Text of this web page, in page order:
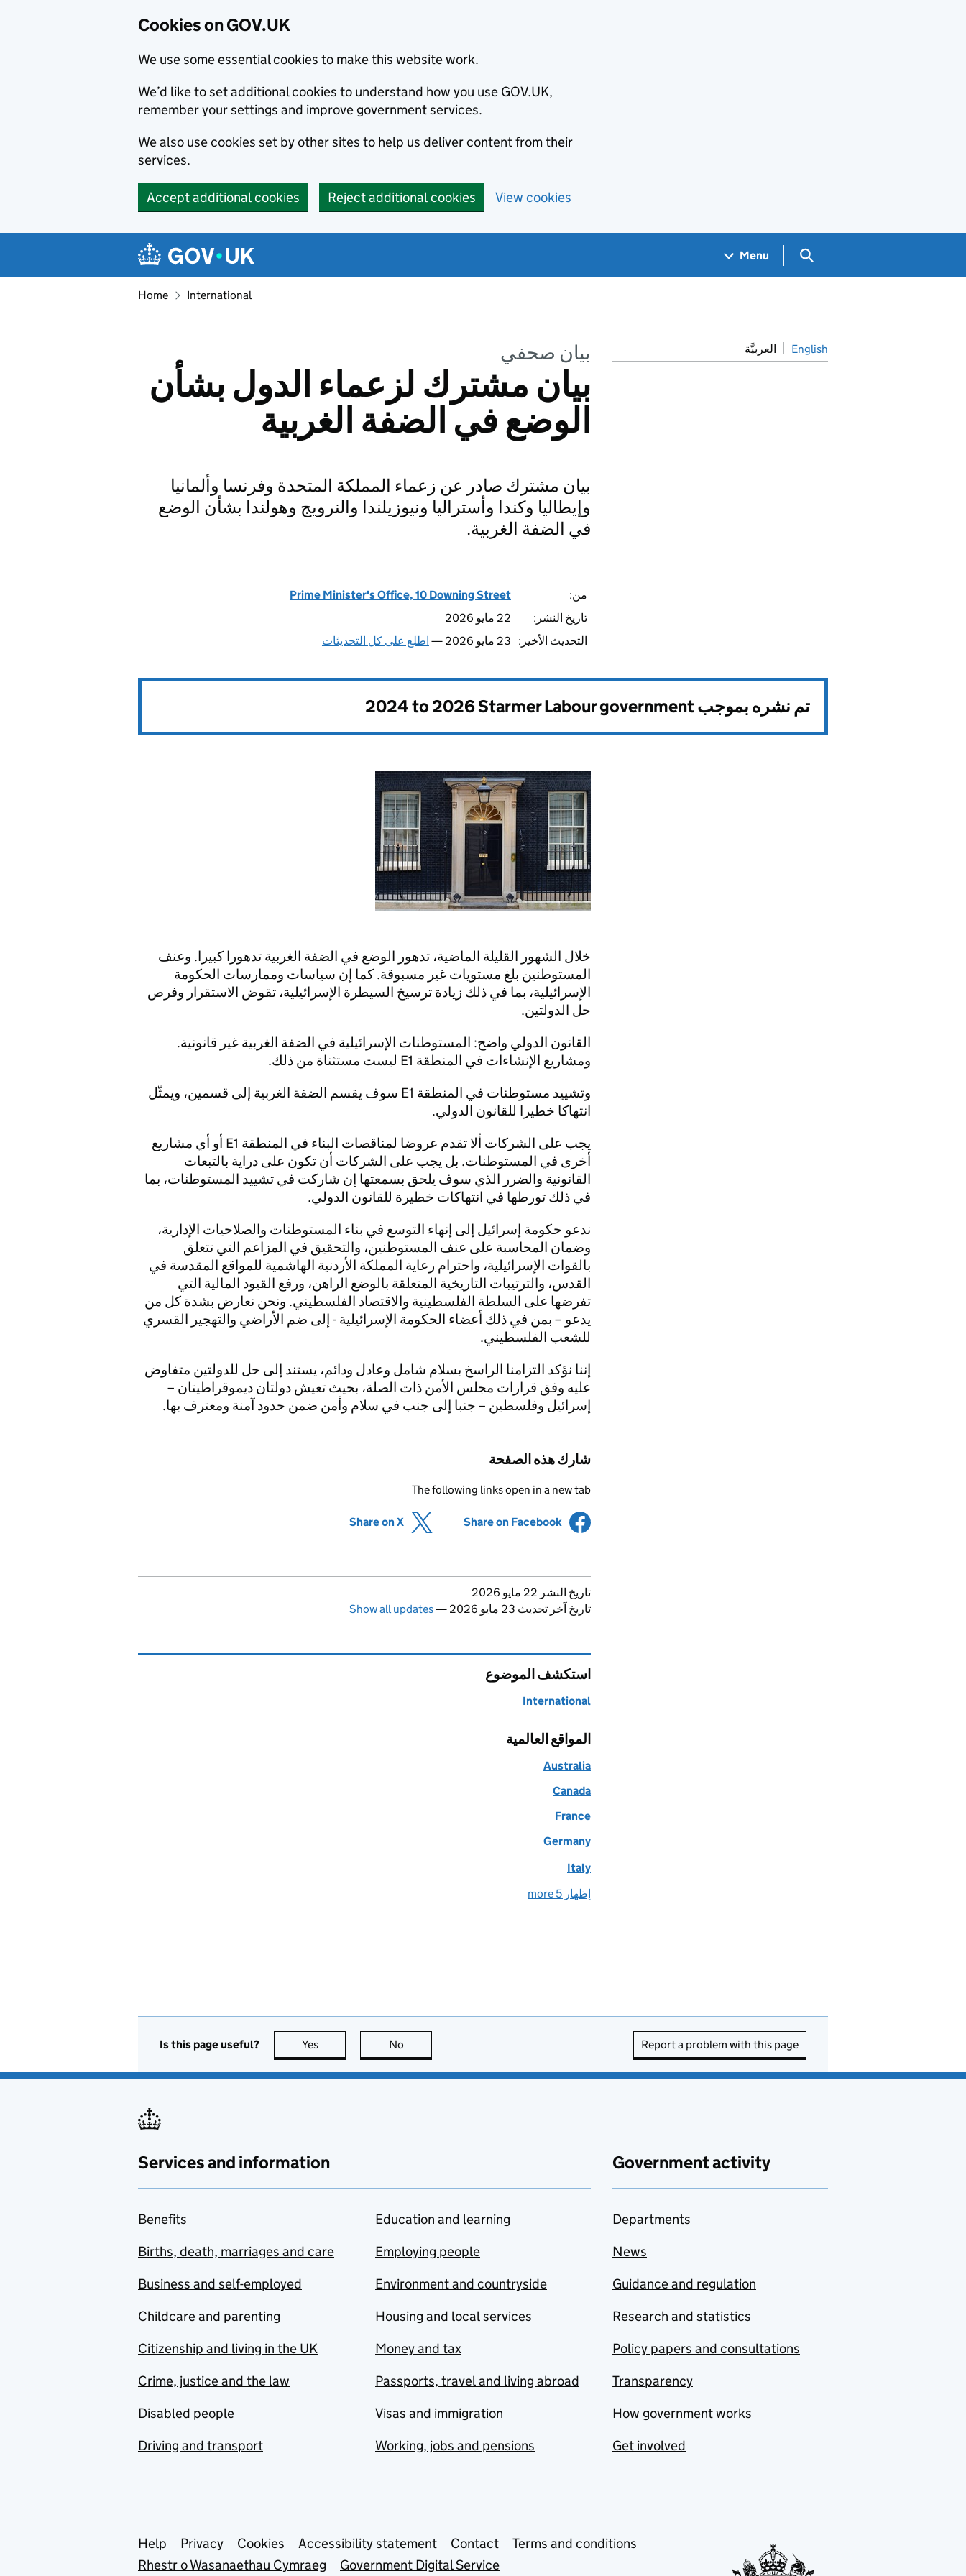
Cookies on GOV.UK
We use some essential cookies to make this website work.
We’d like to set additional cookies to understand how you use GOV.UK,
remember your settings and improve government services.
We also use cookies set by other sites to help us deliver content from their
services.
Accept additional cookies Reject additional cookies View cookies
Navigation menu
Menu Search GOV.UK
Home International
بيان صحفي
بيان مشترك لزعماء الدول بشأن
الوضع في الضفة الغربية
English العربيَّة
بيان مشترك صادر عن زعماء المملكة المتحدة وفرنسا وألمانيا
وإيطاليا وكندا وأستراليا ونيوزيلندا والنرويج وهولندا بشأن الوضع
في الضفة الغربية.
من:
Prime Minister's Office, 10 Downing Street
تاريخ النشر:
22 مايو 2026
التحديث الأخير:
23 مايو 2026 — اطلع على كل التحديثات
تم نشره بموجب2024 to 2026 Starmer Labour government
خلال الشهور القليلة الماضية، تدهور الوضع في الضفة الغربية تدهورا كبيرا. وعنف
المستوطنين بلغ مستويات غير مسبوقة. كما إن سياسات وممارسات الحكومة
الإسرائيلية، بما في ذلك زيادة ترسيخ السيطرة الإسرائيلية، تقوض الاستقرار وفرص
حل الدولتين.
القانون الدولي واضح: المستوطنات الإسرائيلية في الضفة الغربية غير قانونية.
ومشاريع الإنشاءات في المنطقة E1 ليست مستثناة من ذلك.
وتشييد مستوطنات في المنطقة E1 سوف يقسم الضفة الغربية إلى قسمين، ويمثّل
انتهاكا خطيرا للقانون الدولي.
يجب على الشركات ألا تقدم عروضا لمناقصات البناء في المنطقة E1 أو أي مشاريع
أخرى في المستوطنات. بل يجب على الشركات أن تكون على دراية بالتبعات
القانونية والضرر الذي سوف يلحق بسمعتها إن شاركت في تشييد المستوطنات، بما
في ذلك تورطها في انتهاكات خطيرة للقانون الدولي.
ندعو حكومة إسرائيل إلى إنهاء التوسع في بناء المستوطنات والصلاحيات الإدارية،
وضمان المحاسبة على عنف المستوطنين، والتحقيق في المزاعم التي تتعلق
بالقوات الإسرائيلية، واحترام رعاية المملكة الأردنية الهاشمية للمواقع المقدسة في
القدس، والترتيبات التاريخية المتعلقة بالوضع الراهن، ورفع القيود المالية التي
تفرضها على السلطة الفلسطينية والاقتصاد الفلسطيني. ونحن نعارض بشدة كل من
يدعو – بمن في ذلك أعضاء الحكومة الإسرائيلية - إلى ضم الأراضي والتهجير القسري
للشعب الفلسطيني.
إننا نؤكد التزامنا الراسخ بسلام شامل وعادل ودائم، يستند إلى حل للدولتين متفاوض
عليه وفق قرارات مجلس الأمن ذات الصلة، بحيث تعيش دولتان ديموقراطيتان –
إسرائيل وفلسطين – جنبا إلى جنب في سلام وأمن ضمن حدود آمنة ومعترف بها.
شارك هذه الصفحة
The following links open in a new tab
Share on Facebook
Share on X
Updates to this page
تاريخ النشر 22 مايو 2026
تاريخ آخر تحديث 23 مايو 2026
—
Show all updates
استكشف الموضوع
International
المواقع العالمية
Australia
Canada
France
Germany
Italy
إظهار 5 more
Is this page useful? Yes this page is useful
No Report a problem with this page
Services and information
Benefits
Births, death, marriages and care
Business and self-employed
Childcare and parenting
Citizenship and living in the UK
Crime, justice and the law
Disabled people
Driving and transport
Education and learning
Employing people
Environment and countryside
Housing and local services
Money and tax
Passports, travel and living abroad
Visas and immigration
Working, jobs and pensions
Government activity
Departments
News
Guidance and regulation
Research and statistics
Policy papers and consultations
Transparency
How government works
Get involved
Support links
Help Privacy Cookies Accessibility statement Contact
Terms and conditions
Rhestr o Wasanaethau Cymraeg
Government Digital Service